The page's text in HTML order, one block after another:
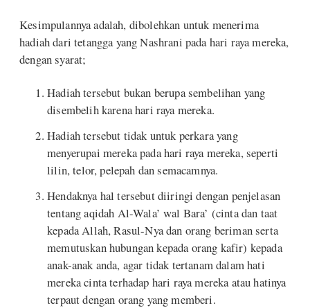
Kesimpulannya adalah, dibolehkan untuk menerima
hadiah dari tetangga yang Nashrani pada hari raya mereka,
dengan syarat;
Hadiah tersebut bukan berupa sembelihan yang
disembelih karena hari raya mereka.
Hadiah tersebut tidak untuk perkara yang
menyerupai mereka pada hari raya mereka, seperti
lilin, telor, pelepah dan semacamnya.
Hendaknya hal tersebut diiringi dengan penjelasan
tentang aqidah Al-Wala’ wal Bara’ (cinta dan taat
kepada Allah, Rasul-Nya dan orang beriman serta
memutuskan hubungan kepada orang kafir) kepada
anak-anak anda, agar tidak tertanam dalam hati
mereka cinta terhadap hari raya mereka atau hatinya
terpaut dengan orang yang memberi.